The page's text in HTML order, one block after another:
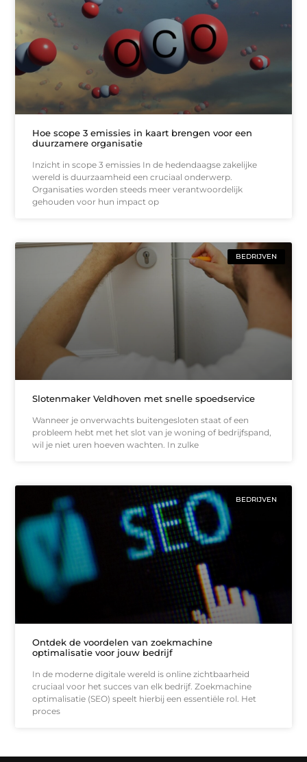
Hoe scope 3 emissies in kaart brengen voor een
duurzamere organisatie
Inzicht in scope 3 emissies In de hedendaagse zakelijke
wereld is duurzaamheid een cruciaal onderwerp.
Organisaties worden steeds meer verantwoordelijk
gehouden voor hun impact op
BEDRIJVEN
Slotenmaker Veldhoven met snelle spoedservice
Wanneer je onverwachts buitengesloten staat of een
probleem hebt met het slot van je woning of bedrijfspand,
wil je niet uren hoeven wachten. In zulke
BEDRIJVEN
Ontdek de voordelen van zoekmachine
optimalisatie voor jouw bedrijf
In de moderne digitale wereld is online zichtbaarheid
cruciaal voor het succes van elk bedrijf. Zoekmachine
optimalisatie (SEO) speelt hierbij een essentiële rol. Het
proces